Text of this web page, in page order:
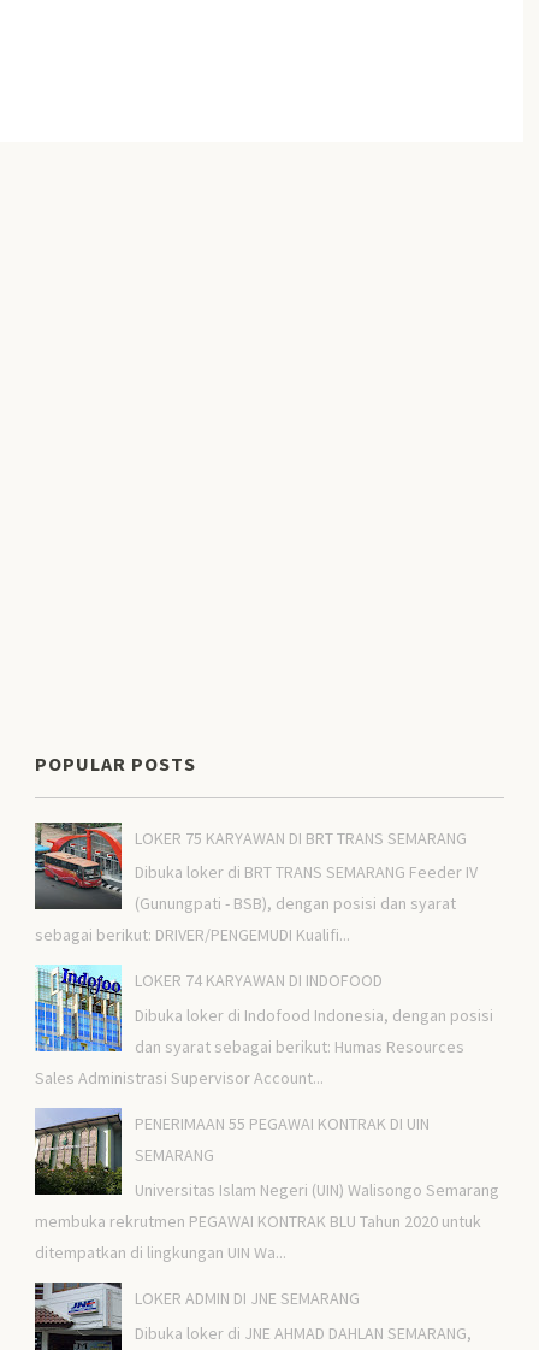
POPULAR POSTS
LOKER 75 KARYAWAN DI BRT TRANS SEMARANG
Dibuka loker di BRT TRANS SEMARANG Feeder IV
(Gunungpati - BSB), dengan posisi dan syarat
sebagai berikut: DRIVER/PENGEMUDI Kualifi...
LOKER 74 KARYAWAN DI INDOFOOD
Dibuka loker di Indofood Indonesia, dengan posisi
dan syarat sebagai berikut: Humas Resources
Sales Administrasi Supervisor Account...
PENERIMAAN 55 PEGAWAI KONTRAK DI UIN
SEMARANG
Universitas Islam Negeri (UIN) Walisongo Semarang
membuka rekrutmen PEGAWAI KONTRAK BLU Tahun 2020 untuk
ditempatkan di lingkungan UIN Wa...
LOKER ADMIN DI JNE SEMARANG
Dibuka loker di JNE AHMAD DAHLAN SEMARANG,